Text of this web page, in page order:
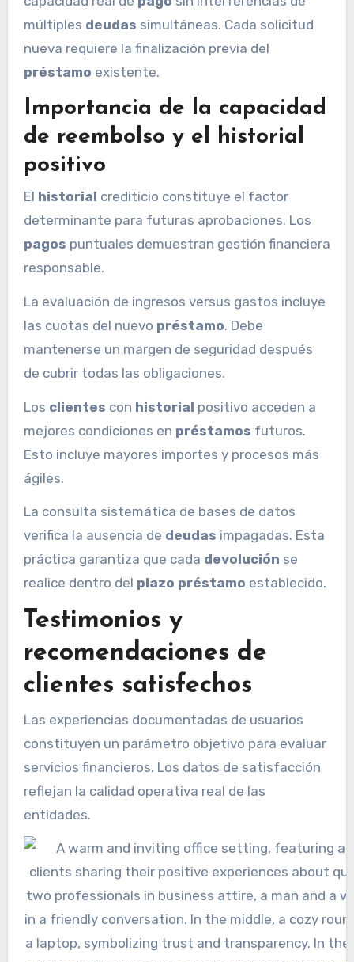
múltiples deudas simultáneas. Cada solicitud
nueva requiere la finalización previa del
préstamo existente.
Importancia de la capacidad
de reembolso y el historial
positivo
El historial crediticio constituye el factor
determinante para futuras aprobaciones. Los
pagos puntuales demuestran gestión financiera
responsable.
La evaluación de ingresos versus gastos incluye
las cuotas del nuevo préstamo. Debe
mantenerse un margen de seguridad después
de cubrir todas las obligaciones.
Los clientes con historial positivo acceden a
mejores condiciones en préstamos futuros.
Esto incluye mayores importes y procesos más
ágiles.
La consulta sistemática de bases de datos
verifica la ausencia de deudas impagadas. Esta
práctica garantiza que cada devolución se
realice dentro del plazo préstamo establecido.
Testimonios y
recomendaciones de
clientes satisfechos
Las experiencias documentadas de usuarios
constituyen un parámetro objetivo para evaluar
servicios financieros. Los datos de satisfacción
reflejan la calidad operativa real de las
entidades.